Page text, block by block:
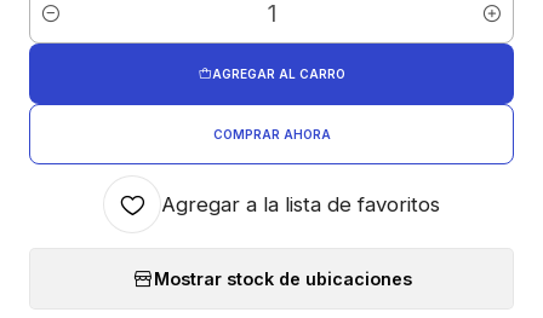
Cantidad
AGREGAR AL CARRO
COMPRAR AHORA
Agregar a la lista de favoritos
Mostrar stock de ubicaciones